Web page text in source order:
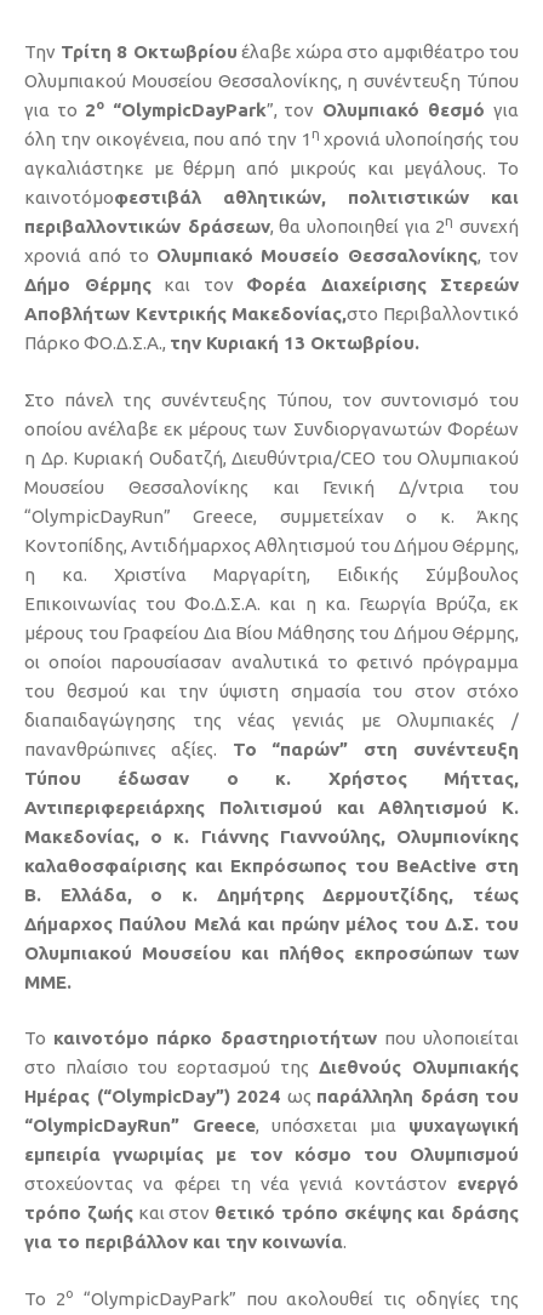
Την Τρίτη 8 Οκτωβρίου έλαβε χώρα στο αμφιθέατρο του
Ολυμπιακού Μουσείου Θεσσαλονίκης, η συνέντευξη Τύπου
για το 2ο“OlympicDayPark”, τον Ολυμπιακό θεσμόγια
όλη την οικογένεια, που από την 1 η χρονιά υλοποίησής του
αγκαλιάστηκε με θέρμη από μικρούς και μεγάλους. Το
καινοτόμοφεστιβάλ αθλητικών, πολιτιστικών και
περιβαλλοντικών δράσεων, θα υλοποιηθεί για 2η συνεχή
χρονιά από το Ολυμπιακό Μουσείο Θεσσαλονίκης, τον
Δήμο Θέρμηςκαι τον Φορέα Διαχείρισης Στερεών
Αποβλήτων Κεντρικής Μακεδονίας,στο Περιβαλλοντικό
Πάρκο ΦΟ.Δ.Σ.Α., την Κυριακή 13 Οκτωβρίου.
Στο πάνελ της συνέντευξης Τύπου, τον συντονισμό του
οποίου ανέλαβε εκ μέρους των Συνδιοργανωτών Φορέων
η Δρ. Κυριακή Ουδατζή, Διευθύντρια/CEO του Ολυμπιακού
Μουσείου Θεσσαλονίκης και Γενική Δ/ντρια του
“OlympicDayRun” Greece, συμμετείχαν ο κ. Άκης
Κοντοπίδης, Αντιδήμαρχος Αθλητισμού του Δήμου Θέρμης,
η κα. Χριστίνα Μαργαρίτη, Ειδικής Σύμβουλος
Επικοινωνίας του Φο.Δ.Σ.Α. και η κα. Γεωργία Βρύζα, εκ
μέρους του Γραφείου Δια Βίου Μάθησης του Δήμου Θέρμης,
οι οποίοι παρουσίασαν αναλυτικά το φετινό πρόγραμμα
του θεσμού και την ύψιστη σημασία του στον στόχο
διαπαιδαγώγησης της νέας γενιάς με Ολυμπιακές /
πανανθρώπινες αξίες. Το “παρών” στη συνέντευξη
Τύπου έδωσαν ο κ. Χρήστος Μήττας,
Αντιπεριφερειάρχης Πολιτισμού και Αθλητισμού Κ.
Μακεδονίας, ο κ. Γιάννης Γιαννούλης, Ολυμπιονίκης
καλαθοσφαίρισης και Εκπρόσωπος του BeActive στη
Β. Ελλάδα, ο κ. Δημήτρης Δερμουτζίδης, τέως
Δήμαρχος Παύλου Μελά και πρώην μέλος του Δ.Σ. του
Ολυμπιακού Μουσείου και πλήθος εκπροσώπων των
ΜΜΕ.
Το καινοτόμο πάρκο δραστηριοτήτων που υλοποιείται
στο πλαίσιο του εορτασμού της Διεθνούς Ολυμπιακής
Ημέρας (“OlympicDay”) 2024 ως παράλληλη δράση του
“OlympicDayRun” Greece, υπόσχεται μια ψυχαγωγική
εμπειρία γνωριμίας με τον κόσμο του Ολυμπισμού
στοχεύοντας να φέρει τη νέα γενιά κοντάστον ενεργό
τρόπο ζωήςκαι στον θετικό τρόπο σκέψης και δράσης
για το περιβάλλον και την κοινωνία.
Το 2ο
“OlympicDayPark” που ακολουθεί τις οδηγίες της